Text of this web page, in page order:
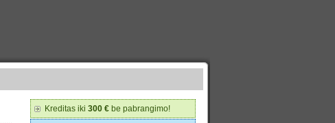
Kreditas iki 300 € be pabrangimo!